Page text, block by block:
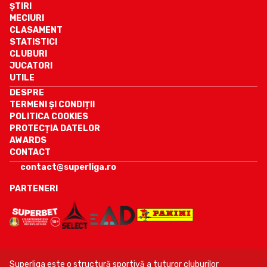
ȘTIRI
MECIURI
CLASAMENT
STATISTICI
CLUBURI
JUCATORI
UTILE
DESPRE
TERMENI ȘI CONDIȚII
POLITICA COOKIES
PROTECȚIA DATELOR
AWARDS
CONTACT
contact@superliga.ro
PARTENERI
Superliga este o structură sportivă a tuturor cluburilor